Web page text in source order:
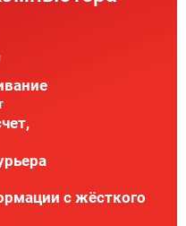
с жёсткого